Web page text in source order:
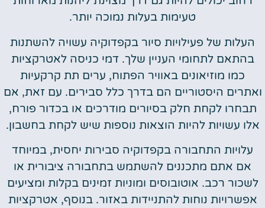
טעימות בעלות נמוכה יותר.
העלות של פעילויות סיור בקפדוקיה עשויה להשתנות
בהתאם לתחומי העניין שלך. דמי כניסה לאטרקציות
כמו מוזיאונים באוויר הפתוח, ערים תת קרקעיות
ואתרים היסטוריים הם בדרך כלל סבירים. עם זאת, אם
תבחרו לקחת חלק בסיורים מודרכים או בכדור פורח,
אלו עשויות להיות הוצאות נוספות שיש לקחת בחשבון.
עלויות התחבורה בקפדוקיה סבירות יחסית, במיוחד
אם אתם מתכננים להשתמש בתחבורה ציבורית או
לשכור רכב. אוטובוסים ומוניות זמינים בקלות ומציעים
אפשרויות נוחות להתניידות באזור. בנוסף, אטרקציות